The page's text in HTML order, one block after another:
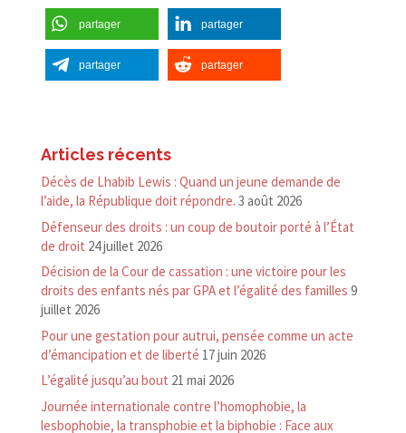
partager partager
partager partager
Articles récents
Décès de Lhabib Lewis : Quand un jeune demande de
l’aide, la République doit répondre. 3 août 2026
Défenseur des droits : un coup de boutoir porté à l’État
de droit 24 juillet 2026
Décision de la Cour de cassation : une victoire pour les
droits des enfants nés par GPA et l’égalité des familles 9
juillet 2026
Pour une gestation pour autrui, pensée comme un acte
d’émancipation et de liberté 17 juin 2026
L’égalité jusqu’au bout 21 mai 2026
Journée internationale contre l’homophobie, la
lesbophobie, la transphobie et la biphobie : Face aux